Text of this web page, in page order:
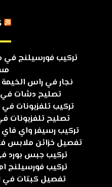
نجار في راس الخيمة |0566713352| نجار
تصليح دشات في عجمان
تركيب تلفزيونات في ام
تصليح تلفزيونات في
تركيب رسيفر واي فاي في
تفصيل خزائن ملابس في ام
تركيب جبس بورد في
تركيب فورسيلنج ام
تفصيل كبتات في ابوظبي